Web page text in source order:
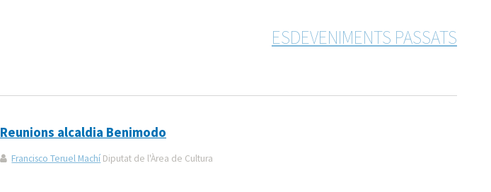
ESDEVENIMENTS PASSATS
Reunions alcaldia Benimodo
Francisco Teruel Machí Diputat de l'Àrea de Cultura